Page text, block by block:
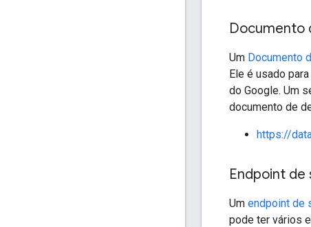
Documento
Um Documento
Ele é usado
do Google. Um
documento de
https://
Endpoint de
Um endpoint de
pode ter vários